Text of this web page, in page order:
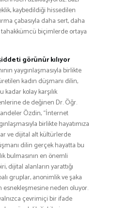
kaybedildiği hissedilen
çabasıyla daha sert, daha
tahakkümcü biçimlerde ortaya
görünür kılıyor
yaygınlaşmasıyla birlikte
kadın düşmanı dilin,
kolay karşılık
de değinen Dr. Öğr.
Özdin, “İnternet
birlikte hayatımıza
ve dijital alt kültürlerde
dilin gerçek hayatta bu
bulmasının en önemli
dijital alanların yarattığı
gruplar, anonimlik ve şaka
esnekleşmesine neden oluyor.
çevrimiçi bir ifade